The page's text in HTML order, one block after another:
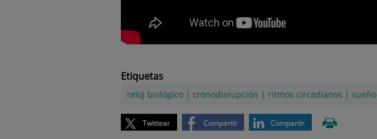
Etiquetas
reloj biológico | cronodisrupción | ritmos circadianos | sueño
Twittear Compartir Compartir